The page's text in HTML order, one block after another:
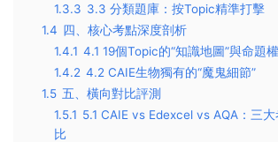
1.3.3 3.3 分類題庫：按Topic精準打擊
1.4 四、核心考點深度剖析
1.4.1 4.1 19個Topic的“知識地圖”與命題
1.4.2 4.2 CAIE生物獨有的“魔鬼細節”
1.5 五、橫向對比評測
1.5.1 5.1 CAIE vs Edexcel vs AQA：三
比